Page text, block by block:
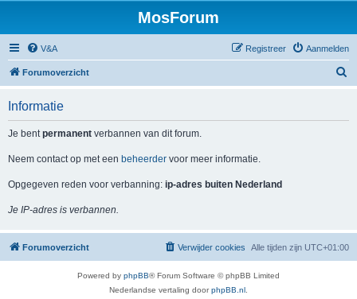
MosForum
V&A Aanmelden
Registreer
Forumoverzicht
Informatie
Je bentpermanent verbannen van dit forum.
Neem contact op met een beheerder voor meer informatie.
Opgegeven reden voor verbanning: ip-adres buiten Nederland
Je IP-adres is verbannen.
Forumoverzicht Alle tijden zijn UTC+01:00
Verwijder cookies
Powered by phpBB® Forum Software © phpBB Limited
Nederlandse vertaling doorphpBB.nl